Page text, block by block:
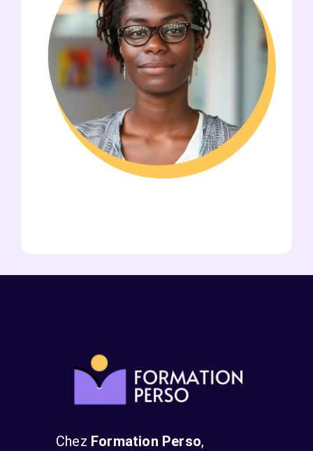
Chez Formation Perso,